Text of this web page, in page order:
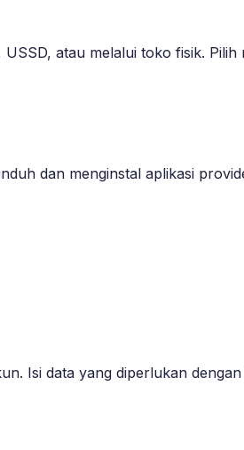
atau melalui toko fisik. Pilih
dan menginstal aplikasi
Isi data yang diperlukan